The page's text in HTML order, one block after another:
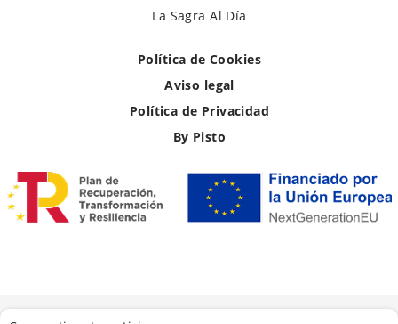
La Sagra Al Día
Política de Cookies
Aviso legal
Política de Privacidad
By Pisto